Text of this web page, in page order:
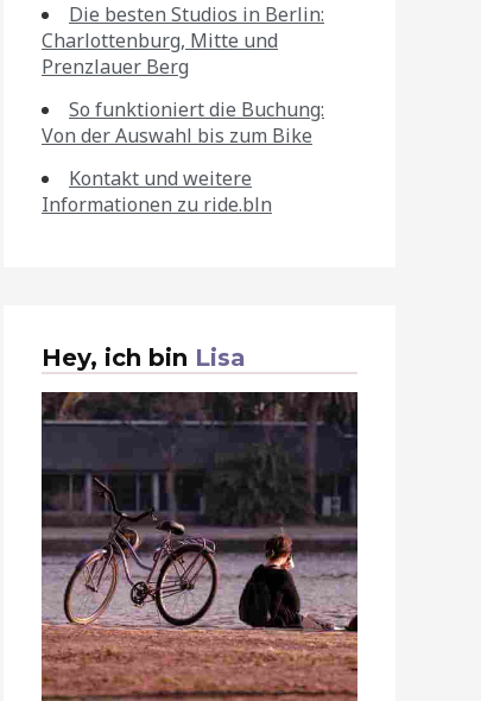
Die besten Studios in Berlin:
Charlottenburg, Mitte und
Prenzlauer Berg
So funktioniert die Buchung:
Von der Auswahl bis zum Bike
Kontakt und weitere
Informationen zu ride.bln
Hey, ich bin Lisa